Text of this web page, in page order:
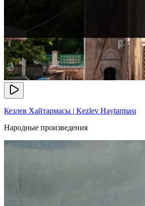
Кезлев Хайтармасы | Kezlev Haytarması
Народные произведения